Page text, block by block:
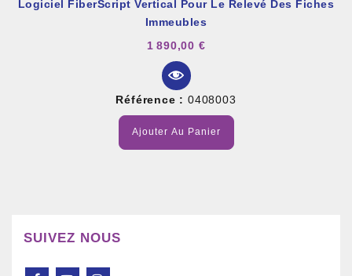
Logiciel FiberScript Vertical Pour Le Relevé Des Fiches
Immeubles
1 890,00 €
Référence : 0408003
Ajouter Au Panier
SUIVEZ NOUS